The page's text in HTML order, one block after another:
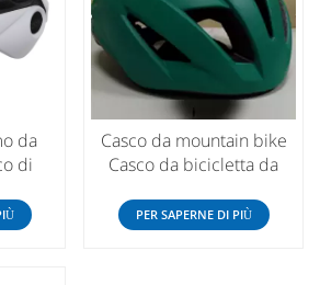
da
di
Casco da mountain bike
Casco da bicicletta da
Donna Casco di sicurezza
sportivo per esterni
PER SAPERNE DI PIÙ